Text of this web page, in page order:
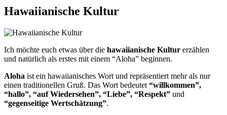
Hawaiianische Kultur
Ich möchte euch etwas über die hawaiianische Kultur erzählen
und natürlich als erstes mit einem “Aloha” beginnen.
Aloha ist ein hawaiianisches Wort und repräsentiert mehr als nur
einen traditionellen Gruß. Das Wort bedeutet “willkommen”,
“hallo”, “auf Wiedersehen”, “Liebe”, “Respekt” und
“gegenseitige Wertschätzung”.